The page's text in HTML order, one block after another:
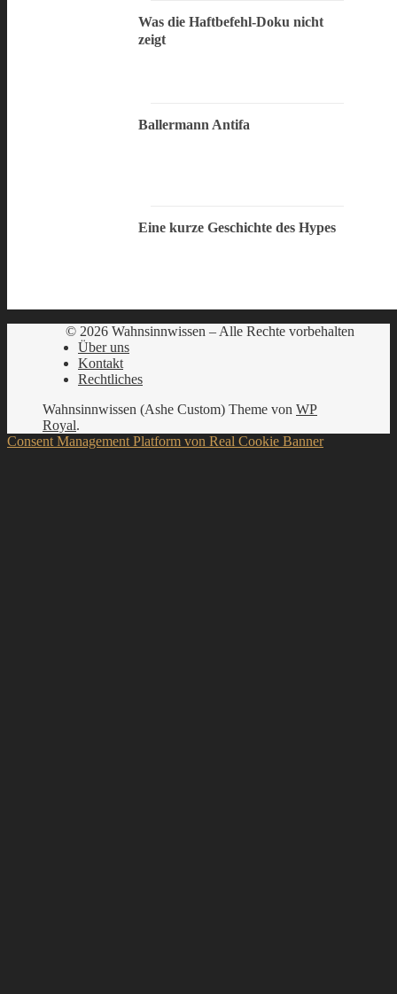
Was die Haftbefehl-Doku nicht
zeigt
Ballermann Antifa
Eine kurze Geschichte des Hypes
© 2026 Wahnsinnwissen – Alle Rechte vorbehalten
Über uns
Kontakt
Rechtliches
Wahnsinnwissen (Ashe Custom) Theme von WP
Royal.
Consent Management Platform von Real Cookie Banner